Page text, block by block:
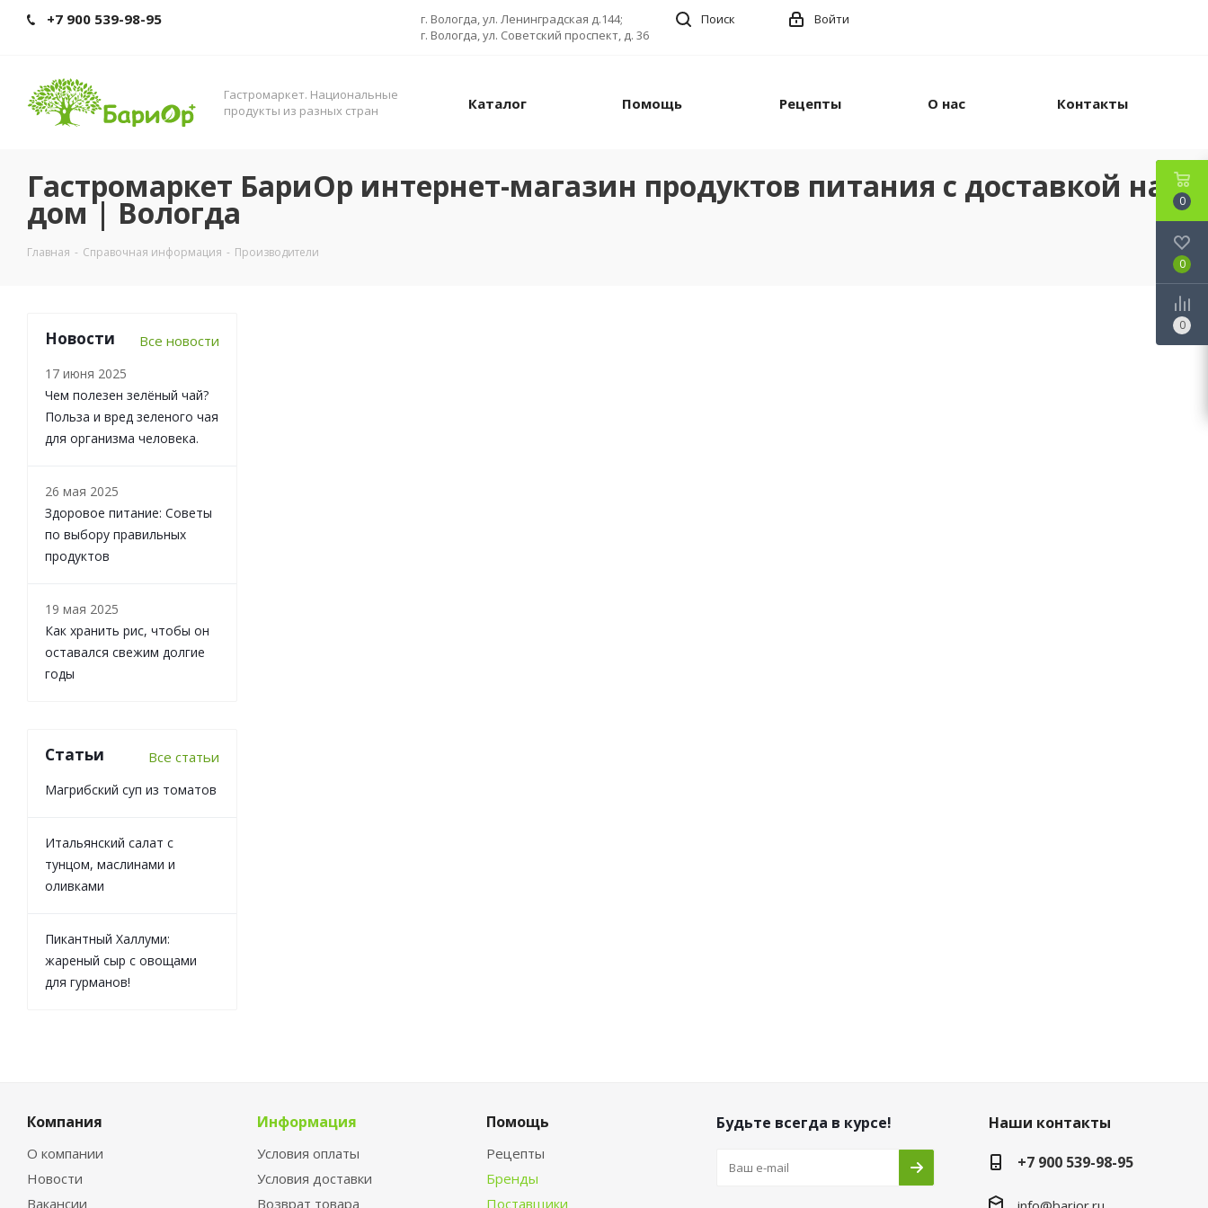
+7 900 539-98-95
г. Вологда, ул. Ленинградская д.144;
г. Вологда, ул. Советский проспект, д. 36
Поиск Войти
Гастромаркет. Нациoнальные
прoдукты из разных стран
Каталог Помощь Рецепты О нас Контакты
Гастромаркет БариОр интернет-магазин продуктов питания с доставкой на
дом | Вологда
Главная - Справочная информация - Производители
Новости Все новости
17 июня 2025
Чем полезен зелёный чай?
Польза и вред зеленого чая
для организма человека.
26 мая 2025
Здоровое питание: Советы
по выбору правильных
продуктов
19 мая 2025
Как хранить рис, чтобы он
оставался свежим долгие
годы
Статьи Все статьи
Магрибский суп из томатов
Итальянский салат с
тунцом, маслинами и
оливками
Пикантный Халлуми:
жареный сыр с овощами
для гурманов!
Компания
О компании
Новости
Вакансии
Информация
Условия оплаты
Условия доставки
Возврат товара
Помощь
Рецепты
Бренды
Поставщики
Будьте всегда в курсе!
Наши контакты
+7 900 539-98-95
0
0
0